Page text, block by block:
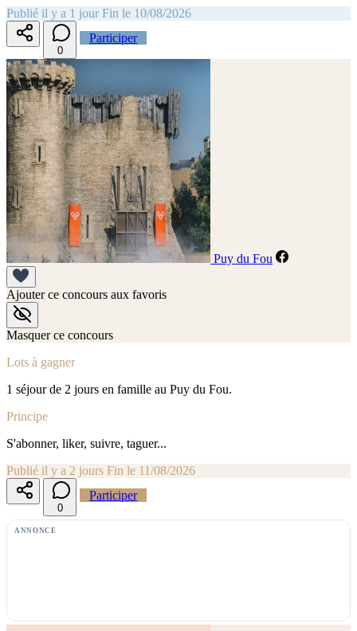
Publié il y a 1 jour Fin le 10/08/2026
0
Participer
Puy du Fou
Ajouter ce concours aux favoris
Masquer ce concours
Lots à gagner
1 séjour de 2 jours en famille au Puy du Fou.
Principe
S'abonner, liker, suivre, taguer...
Publié il y a 2 jours Fin le 11/08/2026
0
Participer
ANNONCE